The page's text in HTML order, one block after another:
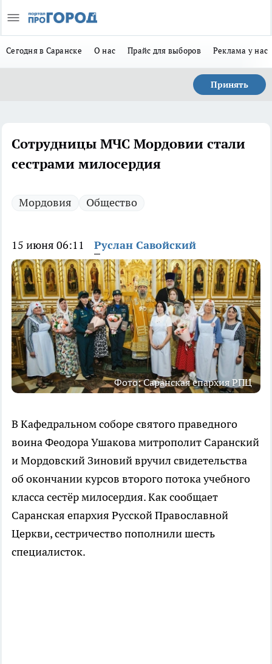
Сегодня в Саранске О нас Прайс для выборов Реклама у нас
Принять
Сотрудницы МЧС Мордовии стали
сестрами милосердия
Мордовия Общество
15 июня 06:11 Руслан Савойский
Фото: Саранская епархия РПЦ
В Кафедральном соборе святого праведного
воина Феодора Ушакова митрополит Саранский
и Мордовский Зиновий вручил свидетельства
об окончании курсов второго потока учебного
класса сестёр милосердия. Как сообщает
Саранская епархия Русской Православной
Церкви, сестричество пополнили шесть
специалисток.